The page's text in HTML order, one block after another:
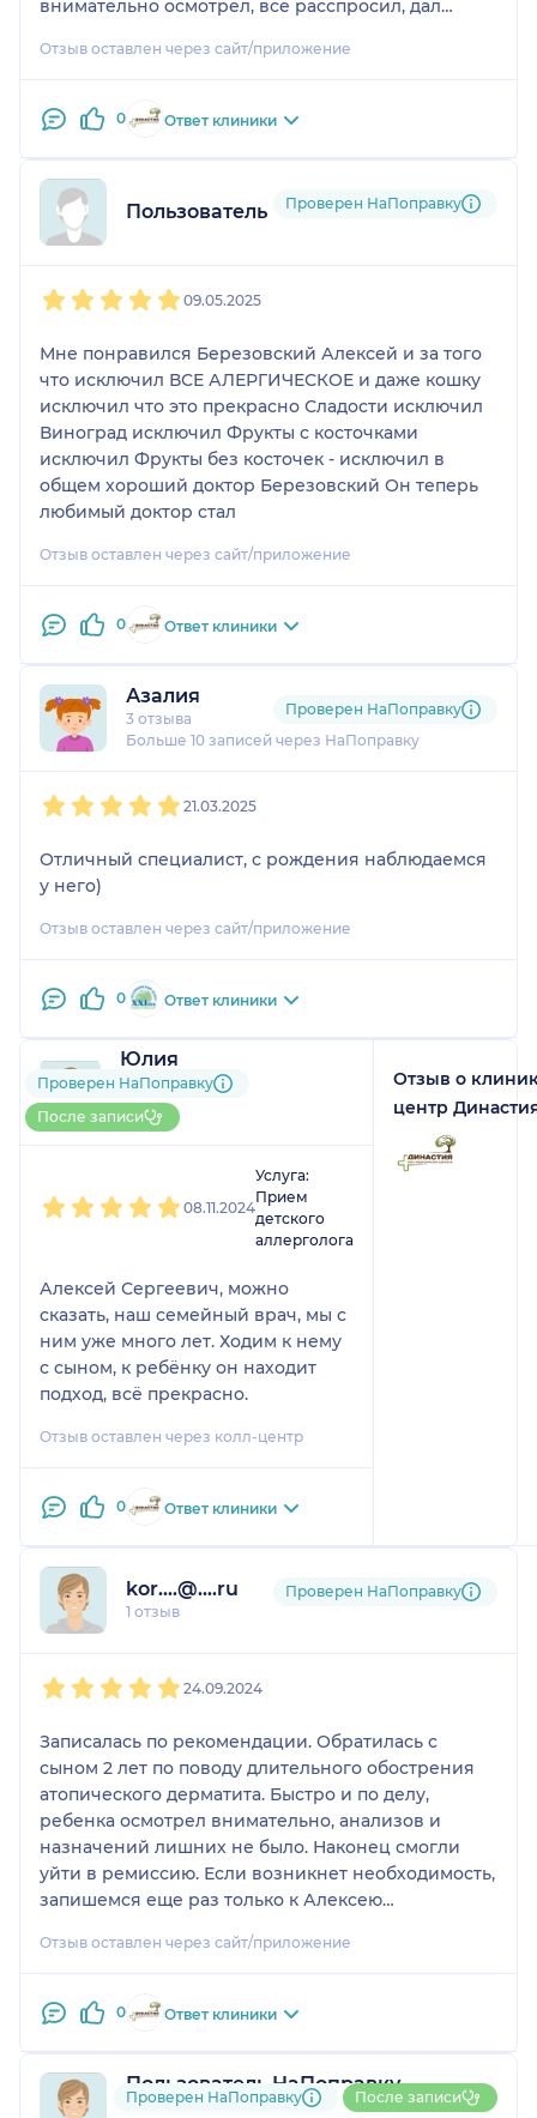
внимательно осмотрел, все расспросил, дал
сказал, что нужно сдать аллергочип. Вернемся на
Отзыв оставлен через сайт/приложение
0 Ответ клиники
Пользователь НаПоправку
Проверен НаПоправку
09.05.2025
Мне понравился Березовский Алексей и за того
что исключил ВСЕ АЛЕРГИЧЕСКОЕ и даже кошку
исключил что это прекрасно Сладости исключил
Виноград исключил Фрукты с косточками
исключил Фрукты без косточек - исключил в
общем хороший доктор Березовский Он теперь
любимый доктор стал
Отзыв оставлен через сайт/приложение
0 Ответ клиники
Азалия
3 отзыва
Больше 10 записей через НаПоправку
Проверен НаПоправку
21.03.2025
Отличный специалист, с рождения наблюдаемся
у него)
Отзыв оставлен через сайт/приложение
0 Ответ клиники
Юлия
1 отзыв
До 10 записей через
НаПоправку
Проверен НаПоправку
После записи
08.11.2024
Услуга:
Прием
детского
аллерголога
Алексей Сергеевич, можно
сказать, наш семейный врач, мы с
ним уже много лет. Ходим к нему
с сыном, к ребёнку он находит
подход, всё прекрасно.
Отзыв оставлен через колл-центр
0 Ответ клиники
Отзыв о
центр
kor....@....ru
1 отзыв
Проверен НаПоправку
24.09.2024
Записалась по рекомендации. Обратилась с
сыном 2 лет по поводу длительного обострения
атопического дерматита. Быстро и по делу,
ребенка осмотрел внимательно, анализов и
назначений лишних не было. Наконец смогли
уйти в ремиссию. Если возникнет необходимость,
запишемся еще раз только к Алексею
Отзыв оставлен через сайт/приложение
0 Ответ клиники
Пользователь НаПоправку
1 отзыв
Проверен НаПоправку После записи